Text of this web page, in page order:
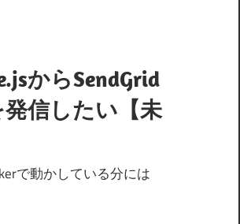
からSendGrid
信したい【未
で動かしている分には